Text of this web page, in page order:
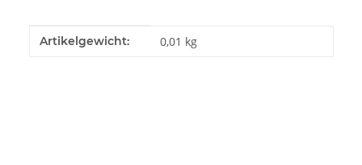
Produkteigenschaft
Wert
Artikelgewicht: 0,01 kg